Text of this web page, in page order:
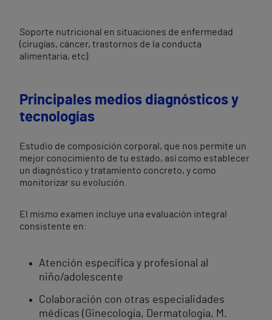
Soporte nutricional en situaciones de enfermedad
(cirugías, cáncer, trastornos de la conducta
alimentaria, etc).
Principales medios diagnósticos y
tecnologías
Estudio de composición corporal, que nos permite un
mejor conocimiento de tu estado, así como establecer
un diagnóstico y tratamiento concreto, y como
monitorizar su evolución.
El mismo examen incluye una evaluación integral
consistente en:
Atención específica y profesional al
niño/adolescente
Colaboración con otras especialidades
médicas (Ginecología, Dermatología, M.